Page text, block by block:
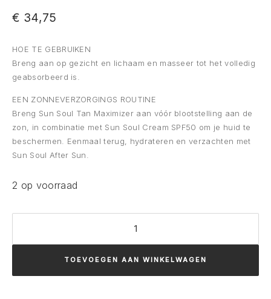
€ 34,75
HOE TE GEBRUIKEN
Breng aan op gezicht en lichaam en masseer tot het volledig
geabsorbeerd is.
EEN ZONNEVERZORGINGS ROUTINE
Breng Sun Soul Tan Maximizer aan vóór blootstelling aan de
zon, in combinatie met Sun Soul Cream SPF50 om je huid te
beschermen. Eenmaal terug, hydrateren en verzachten met
Sun Soul After Sun.
2 op voorraad
TOEVOEGEN AAN WINKELWAGEN